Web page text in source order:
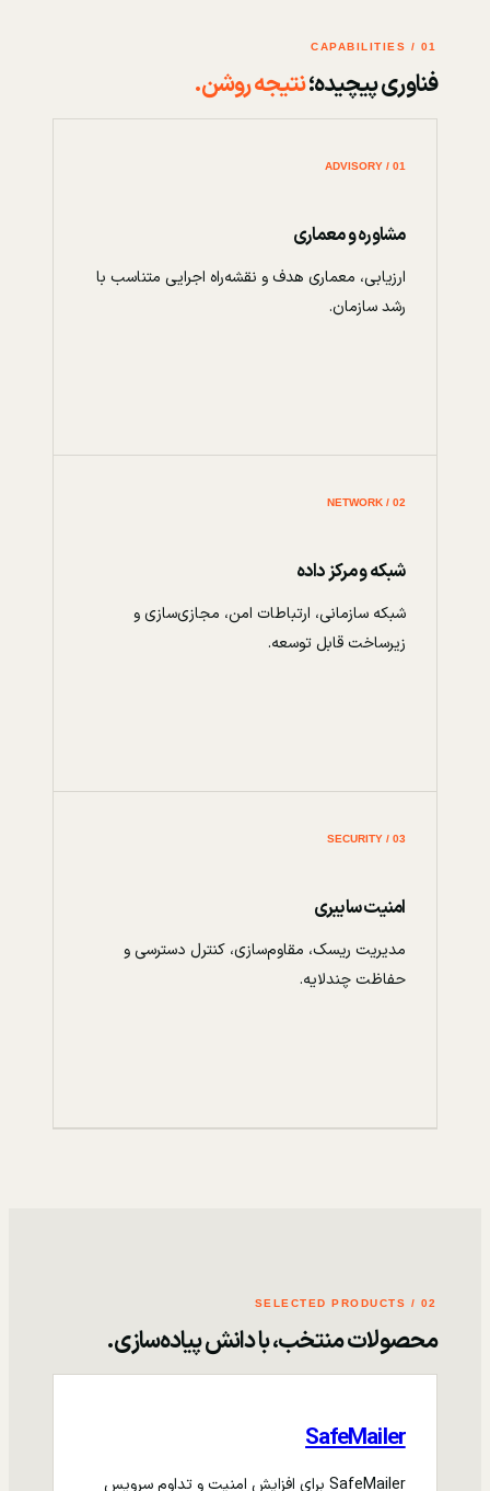
01 / CAPABILITIES
فناوری پیچیده؛نتیجه روشن.
01 / ADVISORY
مشاوره و معماری
ارزیابی، معماری هدف و نقشه‌راه اجرایی متناسب با
رشد سازمان.
02 / NETWORK
شبکه و مرکز داده
شبکه سازمانی، ارتباطات امن، مجازی‌سازی و
زیرساخت قابل توسعه.
03 / SECURITY
امنیت سایبری
مدیریت ریسک، مقاوم‌سازی، کنترل دسترسی و
حفاظت چندلایه.
02 / SELECTED PRODUCTS
محصولات منتخب، با دانش پیاده‌سازی.
SafeMailer
SafeMailer برای افزایش امنیت و تداوم سرویس